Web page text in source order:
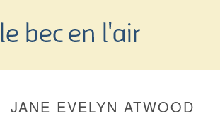
JANE EVELYN ATWOOD